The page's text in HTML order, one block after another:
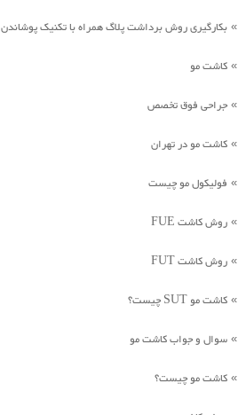
» بکارگیری روش برداشت پلاگ همراه با تکنیک پوشاندن
» کاشت مو
» جراحی فوق تخصص
» کاشت مو در تهران
» فولیکول مو چیست
» روش کاشت FUE
» روش کاشت FUT
» کاشت مو SUT چیست؟
» سوال و جواب کاشت مو
» کاشت مو چیست؟